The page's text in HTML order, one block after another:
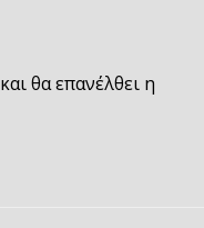
θα επανέλθει η